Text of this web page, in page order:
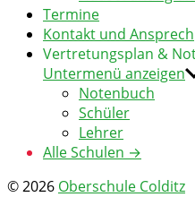
Termine
Kontakt und
Vertretungsplan &
Untermenü anzeigen
Notenbuch
Schüler
Lehrer
Alle Schulen →
© 2026 Oberschule Colditz